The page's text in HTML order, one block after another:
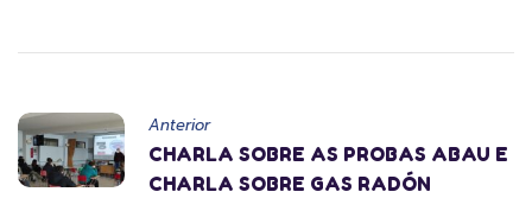
Anterior
CHARLA SOBRE AS PROBAS ABAU E
CHARLA SOBRE GAS RADÓN